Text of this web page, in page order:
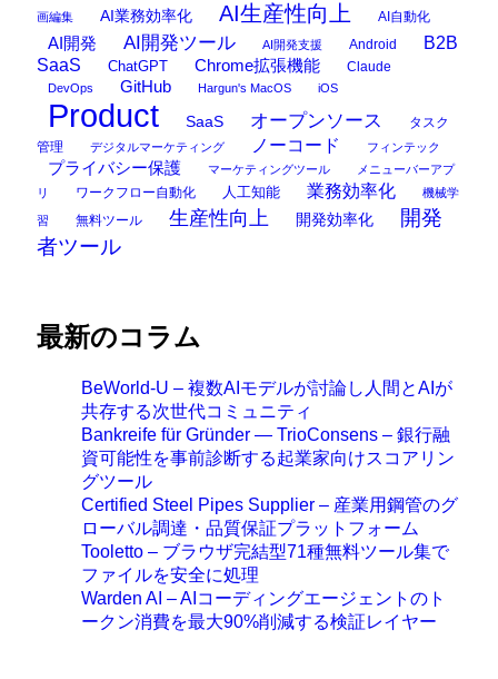
画編集 AI業務効率化 AI生産性向上 AI自動化
AI開発 AI開発ツール AI開発支援 Android
B2B
SaaS
ChatGPT Chrome拡張機能 Claude
DevOps GitHub Hargun's MacOS iOS
Product SaaS オープンソース
タスク
管理
デジタルマーケティング ノーコード フィンテック
プライバシー保護 マーケティングツール
メニューバーアプ
リ
ワークフロー自動化 人工知能 業務効率化 機械学
習 無料ツール 生産性向上 開発効率化
開発
者ツール
最新のコラム
BeWorld-U – 複数AIモデルが討論し人間とAIが
共存する次世代コミュニティ
Bankreife für Gründer — TrioConsens – 銀行融
資可能性を事前診断する起業家向けスコアリン
グツール
Certified Steel Pipes Supplier – 産業用鋼管のグ
ローバル調達・品質保証プラットフォーム
Tooletto – ブラウザ完結型71種無料ツール集で
ファイルを安全に処理
Warden AI – AIコーディングエージェントのト
ークン消費を最大90%削減する検証レイヤー